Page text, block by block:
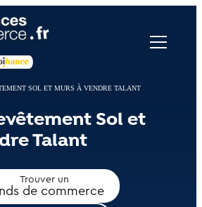
SOL ET MURS À VENDRE TALANT
Sol et
Talant
Trouver un
de commerce
cookies